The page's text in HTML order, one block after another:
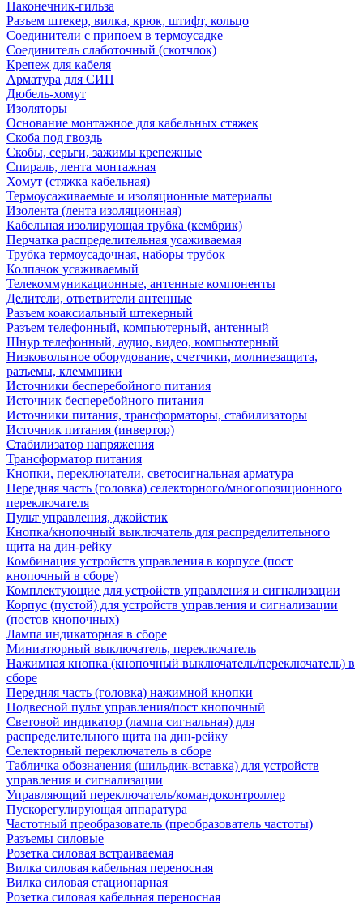
Наконечник-гильза
Разъем штекер, вилка, крюк, штифт, кольцо
Соединители с припоем в термоусадке
Соединитель слаботочный (скотчлок)
Крепеж для кабеля
Арматура для СИП
Дюбель-хомут
Изоляторы
Основание монтажное для кабельных стяжек
Скоба под гвоздь
Скобы, серьги, зажимы крепежные
Спираль, лента монтажная
Хомут (стяжка кабельная)
Термоусаживаемые и изоляционные материалы
Изолента (лента изоляционная)
Кабельная изолирующая трубка (кембрик)
Перчатка распределительная усаживаемая
Трубка термоусадочная, наборы трубок
Колпачок усаживаемый
Телекоммуникационные, антенные компоненты
Делители, ответвители антенные
Разъем коаксиальный штекерный
Разъем телефонный, компьютерный, антенный
Шнур телефонный, аудио, видео, компьютерный
Низковольтное оборудование, счетчики, молниезащита,
разъемы, клеммники
Источники бесперебойного питания
Источник бесперебойного питания
Источники питания, трансформаторы, стабилизаторы
Источник питания (инвертор)
Стабилизатор напряжения
Трансформатор питания
Кнопки, переключатели, светосигнальная арматура
Передняя часть (головка) селекторного/многопозиционного
переключателя
Пульт управления, джойстик
Кнопка/кнопочный выключатель для распределительного
щита на дин-рейку
Комбинация устройств управления в корпусе (пост
кнопочный в сборе)
Комплектующие для устройств управления и сигнализации
Корпус (пустой) для устройств управления и сигнализации
(постов кнопочных)
Лампа индикаторная в сборе
Миниатюрный выключатель, переключатель
Нажимная кнопка (кнопочный выключатель/переключатель) в
сборе
Передняя часть (головка) нажимной кнопки
Подвесной пульт управления/пост кнопочный
Световой индикатор (лампа сигнальная) для
распределительного щита на дин-рейку
Селекторный переключатель в сборе
Табличка обозначения (шильдик-вставка) для устройств
управления и сигнализации
Управляющий переключатель/командоконтроллер
Пускорегулирующая аппаратура
Частотный преобразователь (преобразователь частоты)
Разъемы силовые
Розетка силовая встраиваемая
Вилка силовая кабельная переносная
Вилка силовая стационарная
Розетка силовая кабельная переносная